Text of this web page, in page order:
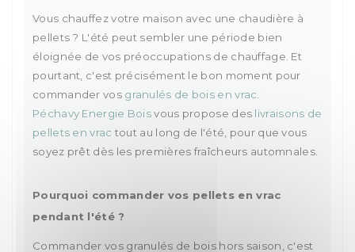
Vous chauffez votre maison avec une chaudière à
pellets ? L'été peut sembler une période bien
éloignée de vos préoccupations de chauffage. Et
pourtant, c'est précisément le bon moment pour
commander vos granulés de bois en vrac.
Péchavy Energie Boisvous propose des livraisons de
pellets en vrac tout au long de l'été, pour que vous
soyez prêt dès les premières fraîcheurs automnales.
Pourquoi commander vos pellets en vrac
pendant l'été ?
Commander vos granulés de bois hors saison, c'est